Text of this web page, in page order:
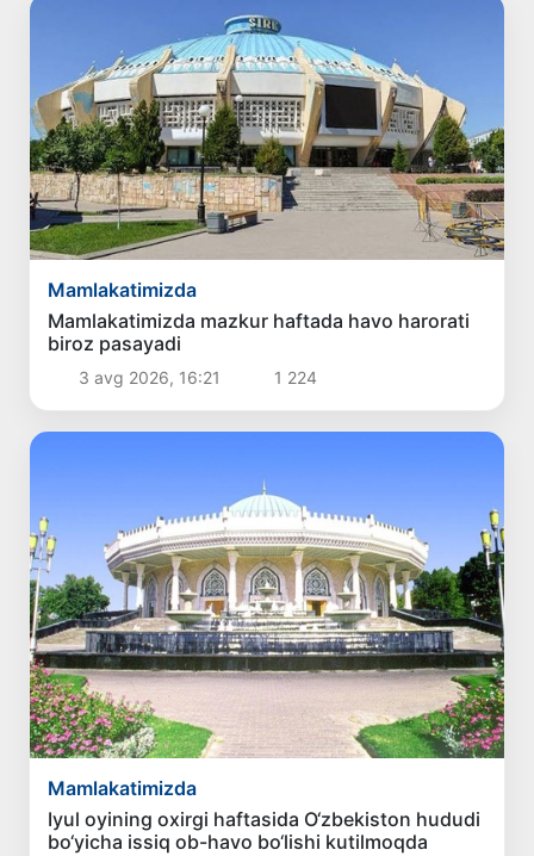
Mamlakatimizda
Mamlakatimizda mazkur haftada havo harorati
biroz pasayadi
3 avg 2026, 16:21 1 224
Mamlakatimizda
Iyul oyining oxirgi haftasida O‘zbekiston hududi
bo‘yicha issiq ob-havo bo‘lishi kutilmoqda